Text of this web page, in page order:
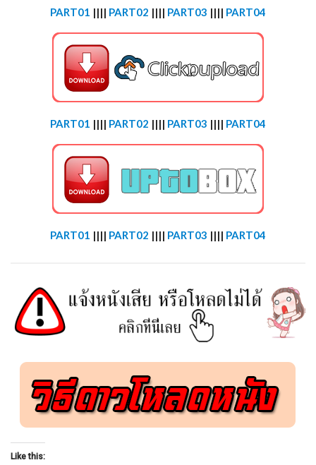
PART01 |||| PART02 |||| PART03 |||| PART04
PART01 |||| PART02 |||| PART03 |||| PART04
PART01 |||| PART02 |||| PART03 |||| PART04
Like this: